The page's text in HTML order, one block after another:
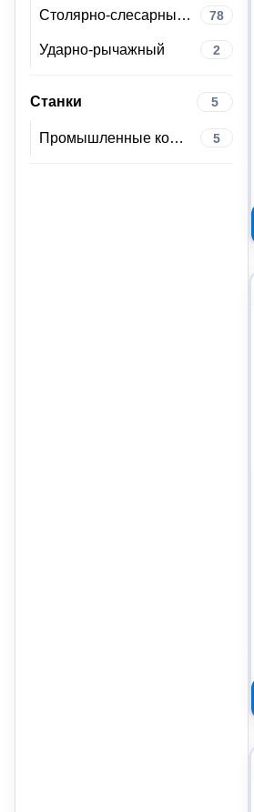
Столярно-слесарный инструмент 78
Ударно-рычажный 2
Станки 5
Промышленные компоненты 5